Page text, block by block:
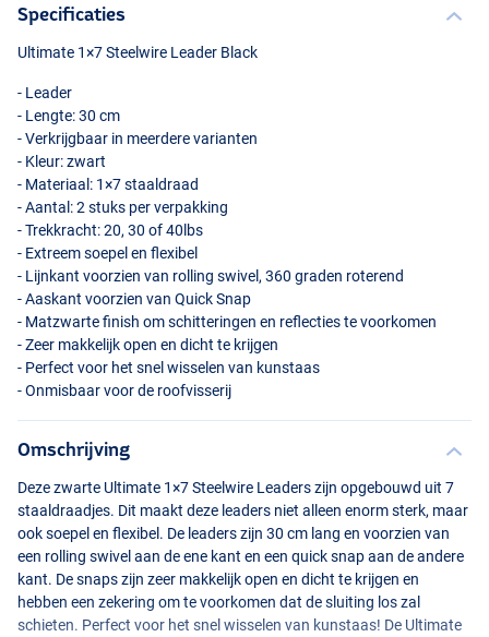
Specificaties
Ultimate 1×7 Steelwire Leader Black
- Leader
- Lengte: 30 cm
- Verkrijgbaar in meerdere varianten
- Kleur: zwart
- Materiaal: 1×7 staaldraad
- Aantal: 2 stuks per verpakking
- Trekkracht: 20, 30 of 40lbs
- Extreem soepel en flexibel
- Lijnkant voorzien van rolling swivel, 360 graden roterend
- Aaskant voorzien van Quick Snap
- Matzwarte finish om schitteringen en reflecties te voorkomen
- Zeer makkelijk open en dicht te krijgen
- Perfect voor het snel wisselen van kunstaas
- Onmisbaar voor de roofvisserij
Omschrijving
Deze zwarte Ultimate 1×7 Steelwire Leaders zijn opgebouwd uit 7
staaldraadjes. Dit maakt deze leaders niet alleen enorm sterk, maar
ook soepel en flexibel. De leaders zijn 30 cm lang en voorzien van
een rolling swivel aan de ene kant en een quick snap aan de andere
kant. De snaps zijn zeer makkelijk open en dicht te krijgen en
hebben een zekering om te voorkomen dat de sluiting los zal
schieten. Perfect voor het snel wisselen van kunstaas! De Ultimate